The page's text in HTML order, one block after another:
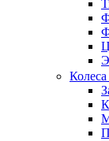
Колеса